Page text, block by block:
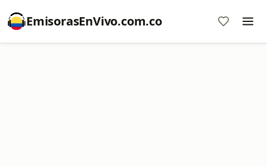
EmisorasEnVivo.com.co